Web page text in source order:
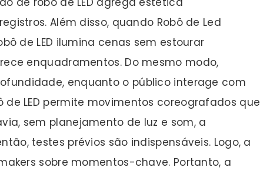
Além disso, quando Robô de Led
de LED ilumina cenas sem estourar
enquadramentos. Do mesmo modo,
enquanto o público interage com
de LED permite movimentos coreografados que
sem planejamento de luz e som, a
testes prévios são indispensáveis. Logo, a
sobre momentos-chave. Portanto, a